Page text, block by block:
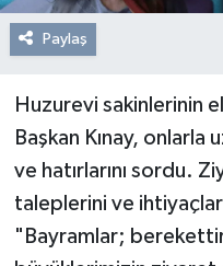
Paylaş
Huzurevi sakinlerinin
Başkan Kınay,
ve hatırlarını sordu.
taleplerini ve
"Bayramlar;